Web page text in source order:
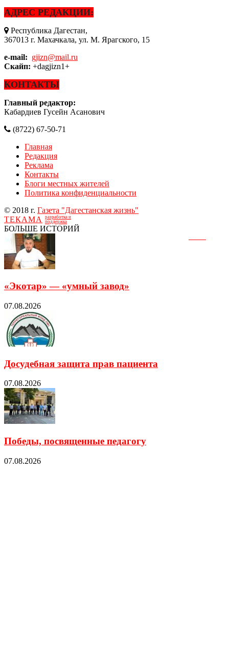
АДРЕС РЕДАКЦИИ:
Республика Дагестан,
367013 г. Махачкала, ул. М. Ярагского, 15
e-mail: gjizn@mail.ru
Скайп: +dagjizn1+
КОНТАКТЫ
Главный редактор:
Кабардиев Гусейн Асанович
(8722) 67-50-71
Главная
Редакция
Реклама
Контакты
Блоги местных жителей
Политика конфиденциальности
© 2018 г. Газета "Дагестанская жизнь"
ТЕКАМА
разработка и
поддержка
БОЛЬШЕ ИСТОРИЙ
«Экотар» — «умный завод»
07.08.2026
Досудебная защита прав пациента
07.08.2026
Победы, посвященные педагогу
07.08.2026